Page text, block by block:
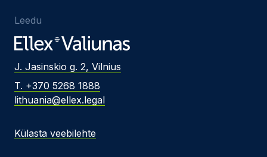
Leedu
J. Jasinskio g. 2, Vilnius
T. +370 5268 1888
lithuania@ellex.legal
Külasta veebilehte